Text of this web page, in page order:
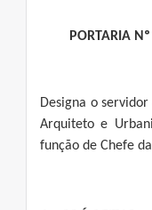
PORTARIA
Designa o servidor
Arquiteto e
função de Chefe